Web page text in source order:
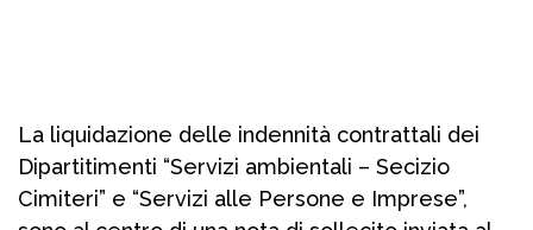
La liquidazione delle indennità contrattali dei
Dipartitimenti “Servizi ambientali – Secizio
Cimiteri” e “Servizi alle Persone e Imprese”,